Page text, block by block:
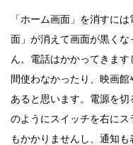
「ホーム画面」を消すに
面」が消えて画面が黒く
ん。電話はかかってきま
間使わなかったり、映画
あると思います。電源を
のようにスイッチを右に
もかかりませんし、通知も